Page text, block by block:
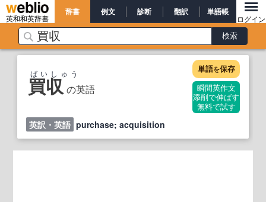
英和和英辞書
辞書 例文 診断 翻訳 単語帳
ログイン
買収 の英語
ばいしゅう 単語を保存
瞬間英作文
添削で伸ばす
無料で試す
英訳・英語 purchase; acquisition